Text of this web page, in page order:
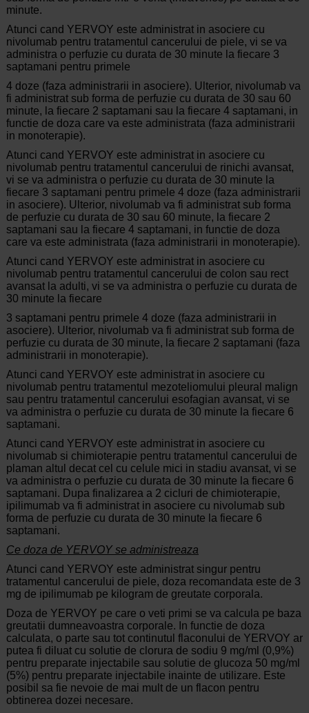
minute.
Atunci cand YERVOY este administrat in asociere cu
nivolumab pentru tratamentul cancerului de piele, vi se va
administra o perfuzie cu durata de 30 minute la fiecare 3
saptamani pentru primele
4 doze (faza administrarii in asociere). Ulterior, nivolumab va
fi administrat sub forma de perfuzie cu durata de 30 sau 60
minute, la fiecare 2 saptamani sau la fiecare 4 saptamani, in
functie de doza care va este administrata (faza administrarii
in monoterapie).
Atunci cand YERVOY este administrat in asociere cu
nivolumab pentru tratamentul cancerului de rinichi avansat,
vi se va administra o perfuzie cu durata de 30 minute la
fiecare 3 saptamani pentru primele 4 doze (faza administrarii
in asociere). Ulterior, nivolumab va fi administrat sub forma
de perfuzie cu durata de 30 sau 60 minute, la fiecare 2
saptamani sau la fiecare 4 saptamani, in functie de doza
care va este administrata (faza administrarii in monoterapie).
Atunci cand YERVOY este administrat in asociere cu
nivolumab pentru tratamentul cancerului de colon sau rect
avansat la adulti, vi se va administra o perfuzie cu durata de
30 minute la fiecare
3 saptamani pentru primele 4 doze (faza administrarii in
asociere). Ulterior, nivolumab va fi administrat sub forma de
perfuzie cu durata de 30 minute, la fiecare 2 saptamani (faza
administrarii in monoterapie).
Atunci cand YERVOY este administrat in asociere cu
nivolumab pentru tratamentul mezoteliomului pleural malign
sau pentru tratamentul cancerului esofagian avansat, vi se
va administra o perfuzie cu durata de 30 minute la fiecare 6
saptamani.
Atunci cand YERVOY este administrat in asociere cu
nivolumab si chimioterapie pentru tratamentul cancerului de
plaman altul decat cel cu celule mici in stadiu avansat, vi se
va administra o perfuzie cu durata de 30 minute la fiecare 6
saptamani. Dupa finalizarea a 2 cicluri de chimioterapie,
ipilimumab va fi administrat in asociere cu nivolumab sub
forma de perfuzie cu durata de 30 minute la fiecare 6
saptamani.
Ce doza de YERVOY se administreaza
Atunci cand YERVOY este administrat singur pentru
tratamentul cancerului de piele, doza recomandata este de 3
mg de ipilimumab pe kilogram de greutate corporala.
Doza de YERVOY pe care o veti primi se va calcula pe baza
greutatii dumneavoastra corporale. In functie de doza
calculata, o parte sau tot continutul flaconului de YERVOY ar
putea fi diluat cu solutie de clorura de sodiu 9 mg/ml (0,9%)
pentru preparate injectabile sau solutie de glucoza 50 mg/ml
(5%) pentru preparate injectabile inainte de utilizare. Este
posibil sa fie nevoie de mai mult de un flacon pentru
obtinerea dozei necesare.